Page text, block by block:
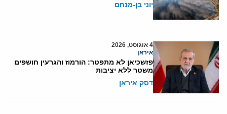
יוני בן-מנחם
4 אוגוסט, 2026
איראן
פזשכיאן לא מתפטר: הורמוז והגרעין חושפים
משטר ללא יציבות
דסק איראן